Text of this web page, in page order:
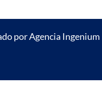
porAgencia Ingenium